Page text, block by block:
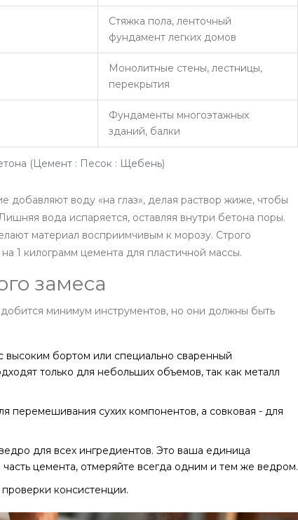
(Цемент : Песок : Щебень)
Стяжка пола, ленточный
фундамент легких домов
Монолитные стены, лестницы,
перекрытия
Фундаменты многоэтажных
зданий, балки
добавляют воду «на глаз», делая раствор жиже, чтобы
вода испаряется, оставляя внутри бетона поры.
материал восприимчивым к морозу. Строго
1 килограмм цемента для пластичной массы.
замеса
минимум инструментов, но они должны быть
высоким бортом или специально сваренный
только для небольших объемов, так как металл
перемешивания сухих компонентов, а совковая - для
для всех ингредиентов. Это ваша единица
цемента, отмеряйте всегда одним и тем же ведром.
консистенции.